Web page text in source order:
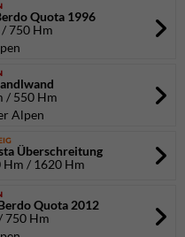
Quota 1996
750 Hm
/ 550 Hm
Alpen
Überschreitung
Hm / 1620 Hm
Quota 2012
750 Hm